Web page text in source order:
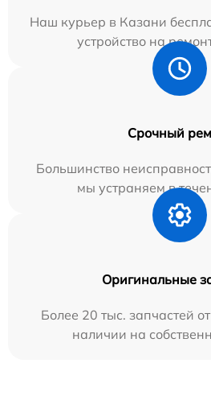
Наш курьер в Казани
устройство на
Срочный
Большинство
мы устраняем в
Оригинальные
Более 20 тыс. запчастей
наличии на